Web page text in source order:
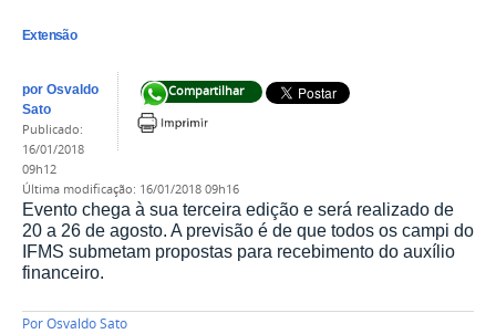
Extensão
Compartilhar
por Osvaldo
Sato
publicado:
16/01/2018
09h12
última modificação: 16/01/2018 09h16
Evento chega à sua terceira edição e será realizado de
20 a 26 de agosto. A previsão é de que todos os campi do
IFMS submetam propostas para recebimento do auxílio
financeiro.
PorOsvaldo Sato